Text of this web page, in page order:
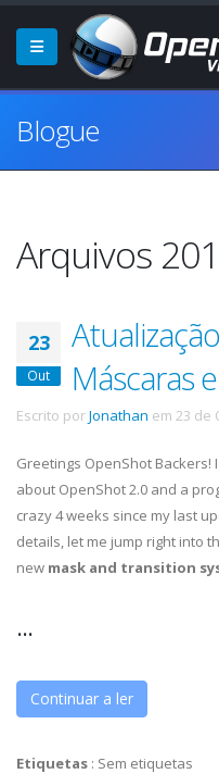
Blogue
Arquivos
23
Out
Máscaras
Escrito porJonathan em 23 de
Greetings OpenShot
about OpenShot 2.0 and a
crazy 4 weeks since my last
details, let me jump right into
new mask and transition
...
Continuar a ler
Etiquetas : Sem etiquetas